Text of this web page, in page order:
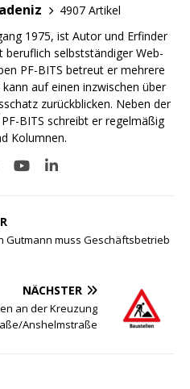
4907 Artikel
1975, ist Autor und Erfinder
beruflich selbstständiger Web-
PF-BITS betreut er mehrere
auf einen inzwischen über
zurückblicken. Neben der
BITS schreibt er regelmäßig
Kolumnen.
Gutmann muss Geschäftsbetrieb
NÄCHSTER
an der Kreuzung
Anshelmstraße